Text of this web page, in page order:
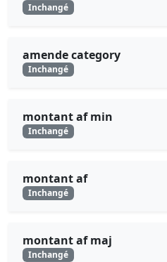
Inchangé
amende category
Inchangé
montant af min
Inchangé
montant af
Inchangé
montant af maj
Inchangé